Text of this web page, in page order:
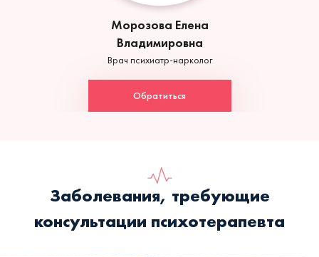
Морозова Елена
Владимировна
Врач психиатр-нарколог
Обратиться
Заболевания, требующие
консультации психотерапевта